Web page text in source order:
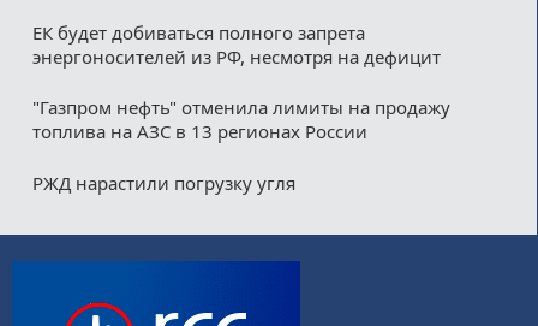
ЕК будет добиваться полного запрета
энергоносителей из РФ, несмотря на дефицит
"Газпром нефть" отменила лимиты на продажу
топлива на АЗС в 13 регионах России
РЖД нарастили погрузку угля